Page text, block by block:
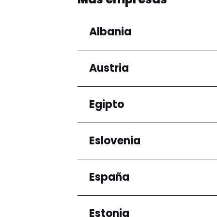
Albania
Regiones
Condado de Tirana
Austria
Regiones
Niederösterreich
Egipto
Regiones
Gobernación de El
Eslovenia
Regiones
Ljubljana
España
Regiones
Estonia